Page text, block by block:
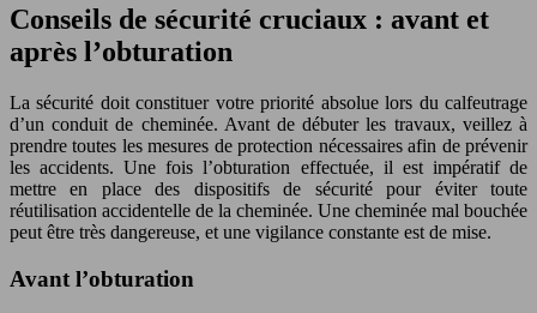
Conseils de sécurité cruciaux : avant et
après l’obturation
La sécurité doit constituer votre priorité absolue lors du calfeutrage
d’un conduit de cheminée. Avant de débuter les travaux, veillez à
prendre toutes les mesures de protection nécessaires afin de prévenir
les accidents. Une fois l’obturation effectuée, il est impératif de
mettre en place des dispositifs de sécurité pour éviter toute
réutilisation accidentelle de la cheminée. Une cheminée mal bouchée
peut être très dangereuse, et une vigilance constante est de mise.
Avant l’obturation